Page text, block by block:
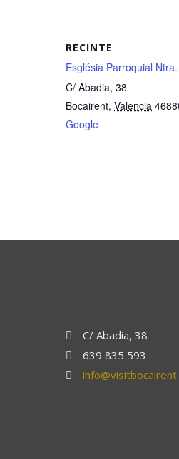
RECINTE
Església Parroquial
C/ Abadia, 38
Bocairent, Valencia
Google
C/ Abadia, 38
639 835 593